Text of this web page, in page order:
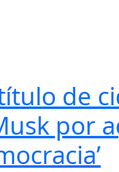
de
por